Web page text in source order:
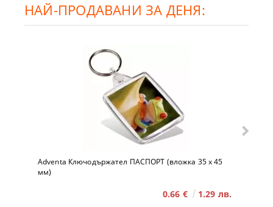
НАЙ-ПРОДАВАНИ ЗА ДЕНЯ:
Adventa Ключодържател ПАСПОРТ (вложка 35 x 45
мм)
0.66 € 1.29 лв.